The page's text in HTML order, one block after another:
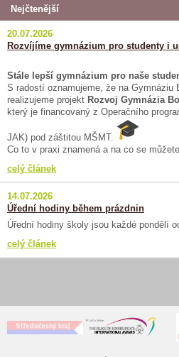
Nejčtenější
20.07.2026
Rozvíjíme gymnázium pro studenty i
Stále lepší gymnázium pro naše
S radostí oznamujeme, že na Gymnáziu
realizujeme projekt Rozvoj Gymnázia
který je financovaný z Operačního
JAK) pod záštitou MŠMT.
Co to v praxi znamená a na co se
celý článek
14.07.2026
Úřední hodiny během prázdnin
Úřední hodiny školy jsou každé pondělí
celý článek